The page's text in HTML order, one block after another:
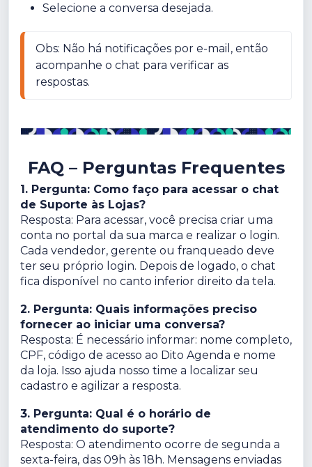
Selecione a conversa desejada.
Obs: Não há notificações por e-mail, então
acompanhe o chat para verificar as
respostas.
FAQ – Perguntas Frequentes
1. Pergunta: Como faço para acessar o chat
de Suporte às Lojas?
Resposta: Para acessar, você precisa criar uma
conta no portal da sua marca e realizar o login.
Cada vendedor, gerente ou franqueado deve
ter seu próprio login. Depois de logado, o chat
fica disponível no canto inferior direito da tela.
2. Pergunta: Quais informações preciso
fornecer ao iniciar uma conversa?
Resposta: É necessário informar: nome completo,
CPF, código de acesso ao Dito Agenda e nome
da loja. Isso ajuda nosso time a localizar seu
cadastro e agilizar a resposta.
3. Pergunta: Qual é o horário de
atendimento do suporte?
Resposta: O atendimento ocorre de segunda a
sexta-feira, das 09h às 18h. Mensagens enviadas